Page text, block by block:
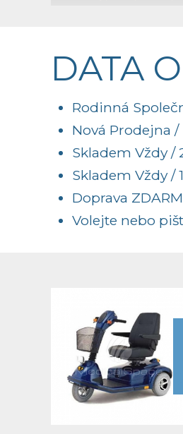
DATA
Rodinná
Nová Prodejna
Skladem Vždy /
Skladem Vždy /
Doprava
Volejte nebo